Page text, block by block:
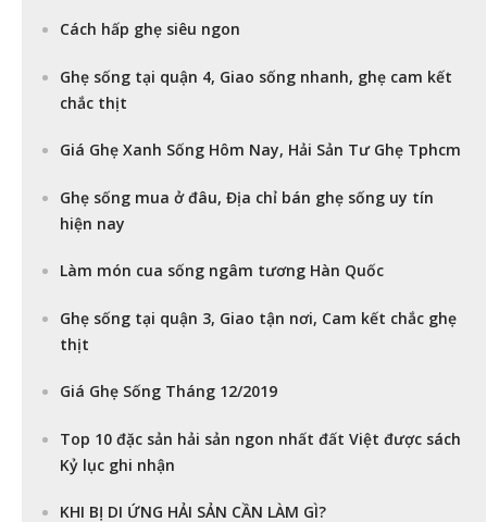
Cách hấp ghẹ siêu ngon
Ghẹ sống tại quận 4, Giao sống nhanh, ghẹ cam kết
chắc thịt
Giá Ghẹ Xanh Sống Hôm Nay, Hải Sản Tư Ghẹ Tphcm
Ghẹ sống mua ở đâu, Địa chỉ bán ghẹ sống uy tín
hiện nay
Làm món cua sống ngâm tương Hàn Quốc
Ghẹ sống tại quận 3, Giao tận nơi, Cam kết chắc ghẹ
thịt
Giá Ghẹ Sống Tháng 12/2019
Top 10 đặc sản hải sản ngon nhất đất Việt được sách
Kỷ lục ghi nhận
KHI BỊ DI ỨNG HẢI SẢN CẦN LÀM GÌ?